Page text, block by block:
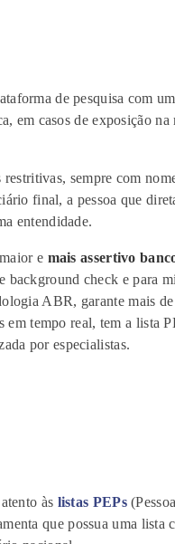
de pesquisa com
em casos de exposição na
sempre com n
final, a pessoa que
entendidade.
e mais assertivo
background check e para
ABR, garante mais de
em tempo real, tem a lista
por especialistas.
às listas PEPs
que possuauma lista